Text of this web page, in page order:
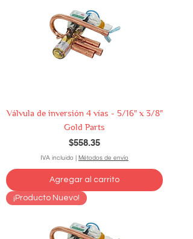
Válvula de inversión 4 vías - 5/16" x 3/8"
Gold Parts
Precio
$558.35
IVA incluido | Métodos de envío
Agregar al carrito
¡Producto Nuevo!